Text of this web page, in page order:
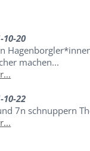
10-20
machen...
10-22
7n schnuppern